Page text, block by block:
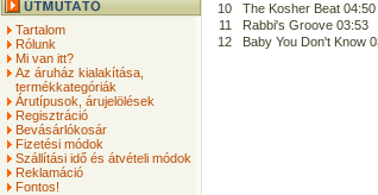
Tartalom
Rólunk
Mi van itt?
Az áruház kialakítása,
termékkategóriák
Árutípusok, árujelölések
Regisztráció
Bevásárlókosár
Fizetési módok
Szállítási idő és átvételi módok
Reklamáció
Fontos!
10
The Kosher Beat 04:50
11
Rabbi's Groove 03:53
12
Baby You Don't Know